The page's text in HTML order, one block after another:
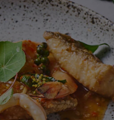
นี้